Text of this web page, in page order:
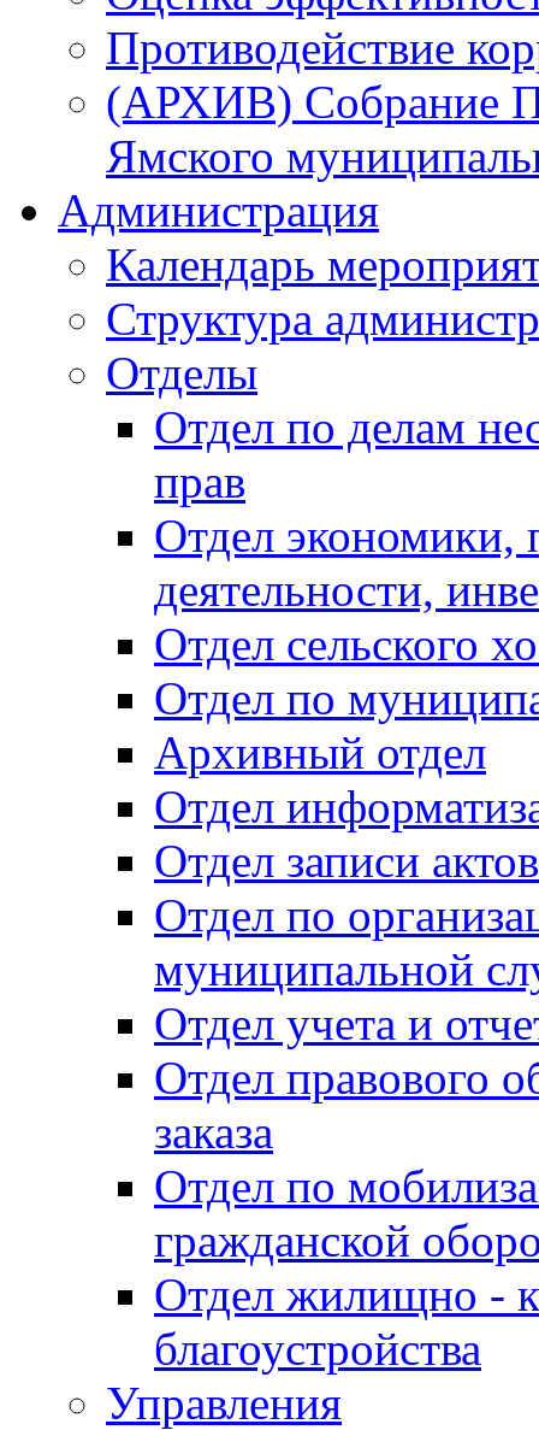
Противодействие
(АРХИВ) Собрание
Ямского
Администрация
Календарь
Структура
Отделы
Отдел по делам
прав
Отдел экономики,
деятельности,
Отдел сельского
Отдел по
Архивный отдел
Отдел
Отдел записи
Отдел по
муниципальной
Отдел учета и
Отдел правового
заказа
Отдел по
гражданской
Отдел жилищно -
благоустройства
Управления